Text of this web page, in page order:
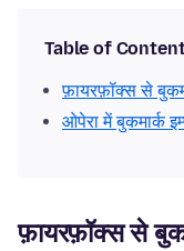
Table of
फ़ायरफ़ॉक्स से
ओपेरा में बुकमार्क
फ़ायरफ़ॉक्स से